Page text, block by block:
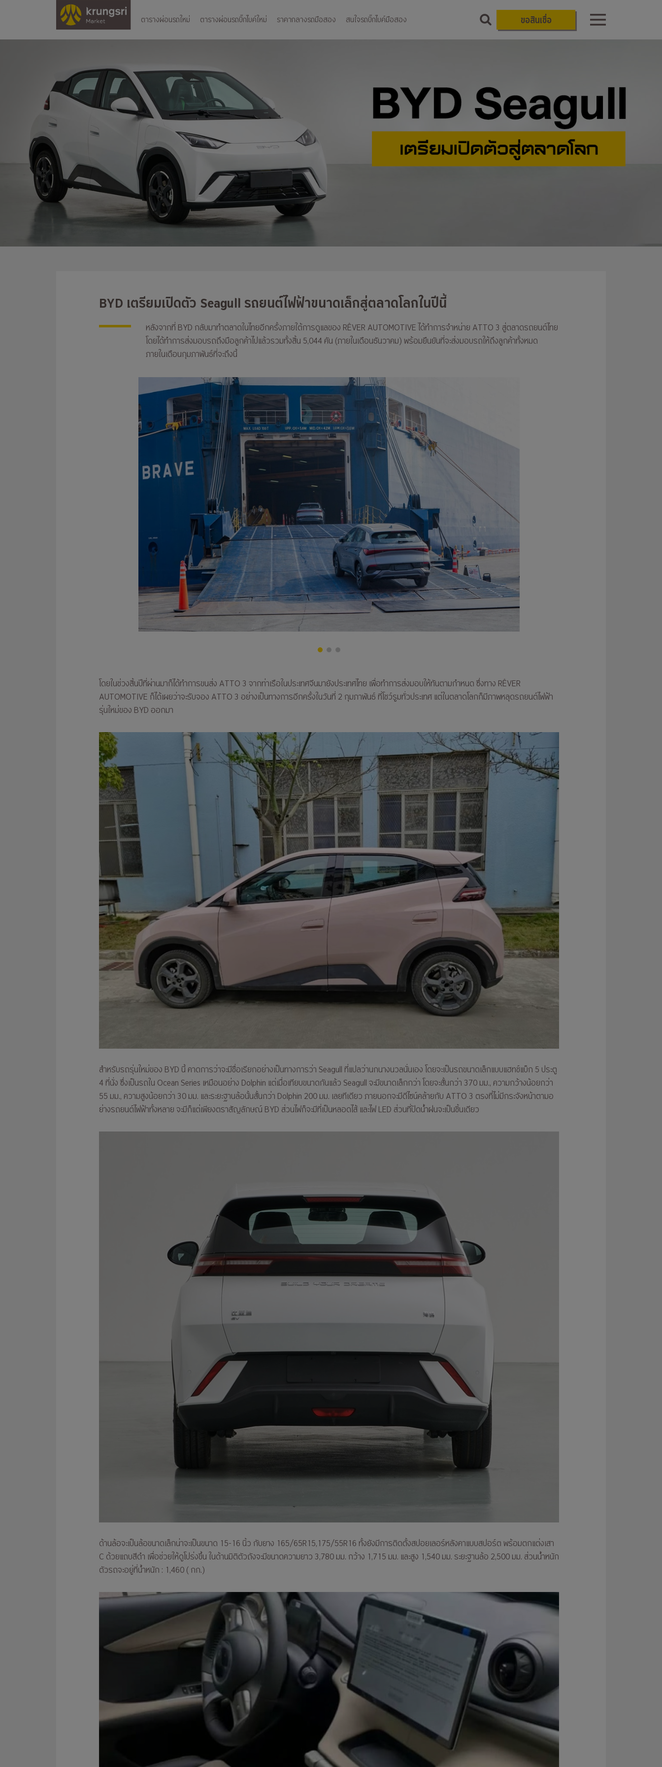
ตารางผ่อนรถใหม่ ตารางผ่อนรถบิ๊กไบค์ใหม่ ราคากลางรถมือสอง สนใจรถบิ๊กไบค์มือสอง ขอสินเชื่อ
BYD เตรียมเปิดตัว Seagull รถยนต์ไฟฟ้าขนาดเล็กสู่ตลาดโลกในปีนี้
หลังจากที่ BYD กลับมาทำตลาดในไทยอีกครั้งภายใต้การดูแลของ RÊVER AUTOMOTIVE ได้ทำการจำหน่าย ATTO 3 สู่ตลาดรถยนต์ไทย
โดยได้ทำการส่งมอบรถถึงมือลูกค้าไปแล้วรวมทั้งสิ้น 5,044 คัน (ภายในเดือนธันวาคม) พร้อมยืนยันที่จะส่งมอบรถให้ถึงลูกค้าทั้งหมด
ภายในเดือนกุมภาพันธ์ที่จะถึงนี้
โดยในช่วงสิ้นปีที่ผ่านมาก็ได้ทำการขนส่ง ATTO 3 จากท่าเรือในประเทศจีนมายังประเทศไทย เพื่อทำการส่งมอบให้ทันตามกำหนด ซึ่งทาง RÊVER
AUTOMOTIVE ก็ได้เผยว่าจะรับจอง ATTO 3 อย่างเป็นทางการอีกครั้งในวันที่ 2 กุมภาพันธ์ ที่โชว์รูมทั่วประเทศ แต่ในตลาดโลกก็มีภาพหลุดรถยนต์ไฟฟ้า
รุ่นใหม่ของ BYD ออกมา
สำหรับรถรุ่นใหม่ของ BYD นี้ คาดการว่าจะมีชื่อเรียกอย่างเป็นทางการว่า Seagull ที่แปลว่านกนางนวลนั่นเอง โดยจะเป็นรถขนาดเล็กแบบแฮทช์แบ็ก 5 ประตู
4 ที่นั่ง ซึ่งเป็นรถใน Ocean Series เหมือนอย่าง Dolphin แต่เมื่อเทียบขนาดกันแล้ว Seagull จะมีขนาดเล็กกว่า โดยจะสั้นกว่า 370 มม., ความกว้างน้อยกว่า
55 มม., ความสูงน้อยกว่า 30 มม. และระยะฐานล้อนั้นสั้นกว่า Dolphin 200 มม. เลยทีเดียว ภายนอกจะมีดีไซน์คล้ายกับ ATTO 3 ตรงที่ไม่มีกระจังหน้าตามอ
ย่างรถยนต์ไฟฟ้าทั้งหลาย จะมีก็แต่เพียงตราสัญลักษณ์ BYD ส่วนไฟก็จะมีที่เป็นหลอดไส้ และไฟ LED ส่วนที่ปัดน้ำฝนจะเป็นชิ้นเดียว
ด้านล้อจะเป็นล้อขนาดเล็กน่าจะเป็นขนาด 15-16 นิ้ว กับยาง 165/65R15,175/55R16 ทั้งยังมีการติดตั้งสปอยเลอร์หลังคาแบบสปอร์ต พร้อมตกแต่งเสา
C ด้วยแถบสีดำ เพื่อช่วยให้ดูโปร่งขึ้น ในด้านมิติตัวถังจะมีขนาดความยาว 3,780 มม. กว้าง 1,715 มม. และสูง 1,540 มม. ระยะฐานล้อ 2,500 มม. ส่วนน้ำหนัก
ตัวรถจะอยู่ที่น้ำหนัก : 1,460 ( กก.)